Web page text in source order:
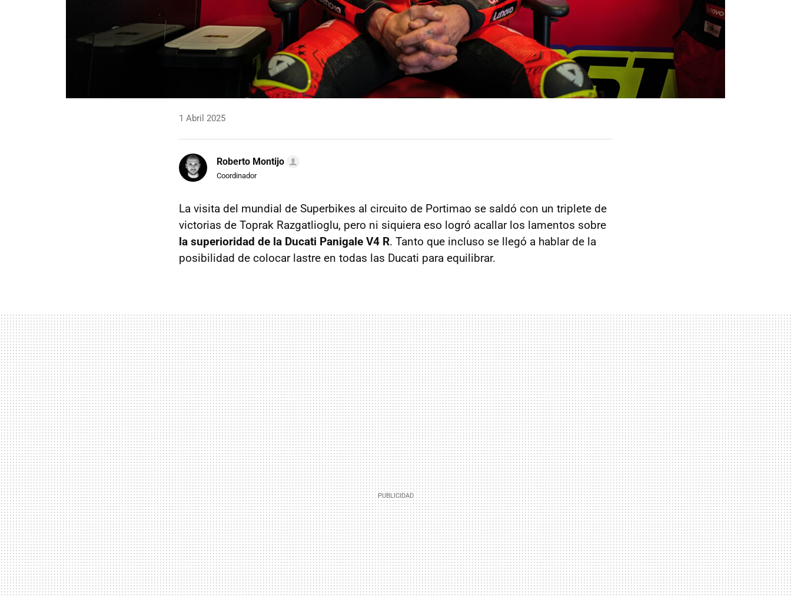
1 Abril 2025
Roberto Montijo
Coordinador
La visita del mundial de Superbikes al circuito de Portimao se saldó con un triplete de
victorias de Toprak Razgatlioglu, pero ni siquiera eso logró acallar los lamentos sobre
la superioridad de la Ducati Panigale V4 R. Tanto que incluso se llegó a hablar de la
posibilidad de colocar lastre en todas las Ducati para equilibrar.